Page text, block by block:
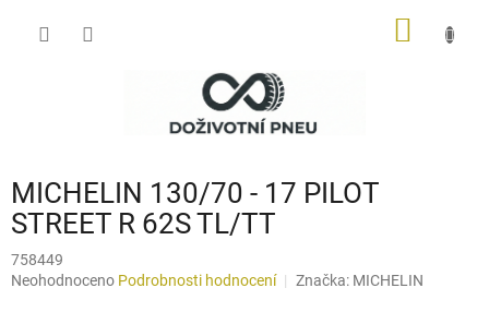
MICHELIN 130/70 - 17 PILOT
STREET R 62S TL/TT
758449
Průměrné
Neohodnoceno Podrobnosti hodnocení Značka: MICHELIN